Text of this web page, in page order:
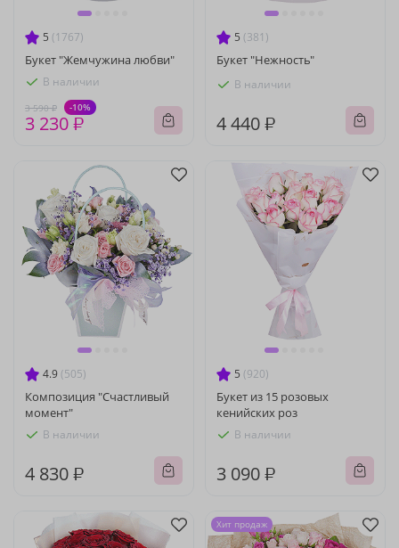
5 (1767)
Букет "Жемчужина любви"
В наличии
3 590 ₽ -10%
3 230 ₽
5 (381)
Букет "Нежность"
В наличии
4 440 ₽
4.9 (505)
Композиция "Счастливый
момент"
В наличии
4 830 ₽
5 (920)
Букет из 15 розовых
кенийских роз
В наличии
3 090 ₽
Хит продаж